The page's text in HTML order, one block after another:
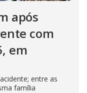
após
com
em
entre as
família